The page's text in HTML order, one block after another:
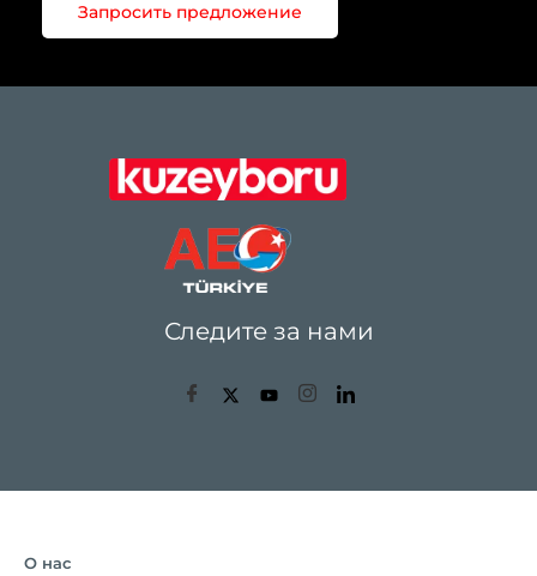
Запросить предложение
Следите за нами
О нас